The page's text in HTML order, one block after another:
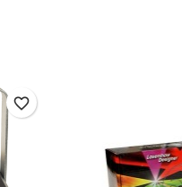
favorite_border